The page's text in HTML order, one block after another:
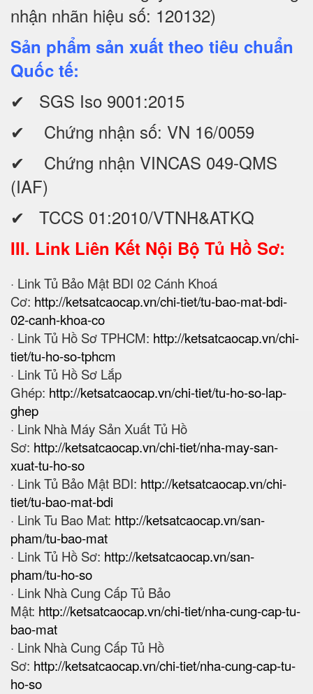
nhận nhãn hiệu số: 120132)
Sản phẩm sản xuất theo tiêu chuẩn
Quốc tế:
✔ SGS Iso 9001:2015
✔ Chứng nhận số: VN 16/0059
✔ Chứng nhận VINCAS 049-QMS
(IAF)
✔ TCCS 01:2010/VTNH&ATKQ
III. Link Liên Kết Nội Bộ Tủ Hồ Sơ:
· Link Tủ Bảo Mật BDI 02 Cánh Khoá
Cơ: http://ketsatcaocap.vn/chi-tiet/tu-bao-mat-bdi-
02-canh-khoa-co
· Link Tủ Hồ Sơ TPHCM: http://ketsatcaocap.vn/chi-
tiet/tu-ho-so-tphcm
· Link Tủ Hồ Sơ Lắp
Ghép: http://ketsatcaocap.vn/chi-tiet/tu-ho-so-lap-
ghep
· Link Nhà Máy Sản Xuất Tủ Hồ
Sơ: http://ketsatcaocap.vn/chi-tiet/nha-may-san-
xuat-tu-ho-so
· Link Tủ Bảo Mật BDI: http://ketsatcaocap.vn/chi-
tiet/tu-bao-mat-bdi
· Link Tu Bao Mat: http://ketsatcaocap.vn/san-
pham/tu-bao-mat
· Link Tủ Hồ Sơ: http://ketsatcaocap.vn/san-
pham/tu-ho-so
· Link Nhà Cung Cấp Tủ Bảo
Mật: http://ketsatcaocap.vn/chi-tiet/nha-cung-cap-tu-
bao-mat
· Link Nhà Cung Cấp Tủ Hồ
Sơ: http://ketsatcaocap.vn/chi-tiet/nha-cung-cap-tu-
ho-so